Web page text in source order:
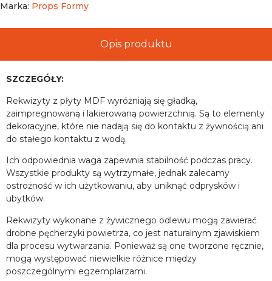
Marka: Props Formy
Opis produktu
SZCZEGÓŁY:
Rekwizyty z płyty MDF wyróżniają się gładką,
zaimpregnowaną i lakierowaną powierzchnią. Są to elementy
dekoracyjne, które nie nadają się do kontaktu z żywnością ani
do stałego kontaktu z wodą.
Ich odpowiednia waga zapewnia stabilność podczas pracy.
Wszystkie produkty są wytrzymałe, jednak zalecamy
ostrożność w ich użytkowaniu, aby uniknąć odprysków i
ubytków.
Rekwizyty wykonane z żywicznego odlewu mogą zawierać
drobne pęcherzyki powietrza, co jest naturalnym zjawiskiem
dla procesu wytwarzania. Ponieważ są one tworzone ręcznie,
mogą występować niewielkie różnice między
poszczególnymi egzemplarzami.